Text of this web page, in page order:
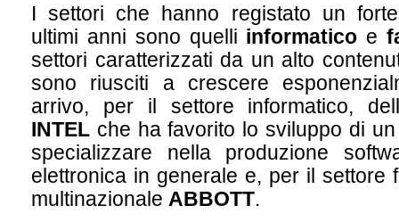
I settori che hanno registato un
ultimi anni sono quelli informatico e
settori caratterizzati da un alto
sono riusciti a crescere
arrivo, per il settore informatico,
INTEL che ha favorito lo sviluppo di
specializzare nella produzione
elettronica in generale e, per il settore
multinazionale ABBOTT.